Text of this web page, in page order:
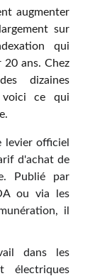
augmenter
sur
qui
20 ans. Chez
dizaines
voici ce qui
levier officiel
d'achat de
Publié par
ou via les
il
dans les
électriques